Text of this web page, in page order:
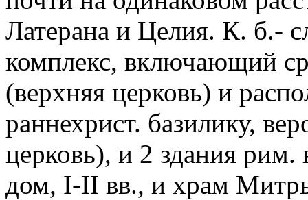
Латерана и Целия. К. б.-
комплекс, включающий
(верхняя церковь) и
раннехрист. базилику,
церковь), и 2 здания
дом, I-II вв., и храм